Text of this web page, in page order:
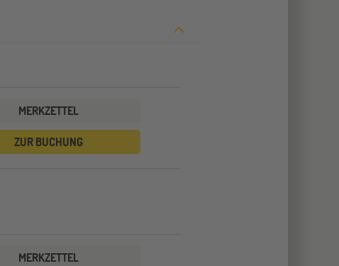
MERKZETTEL
ZUR BUCHUNG
MERKZETTEL